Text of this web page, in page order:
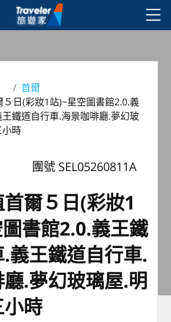
首爾
５日(彩妝1站)~星空圖書館2.0.義
鐵道自行車.海景咖啡廳.夢幻玻
時
團號 SEL05260811A
爾５日(彩妝1
書館2.0.義王鐵
義王鐵道自行車.
.夢幻玻璃屋.明
時